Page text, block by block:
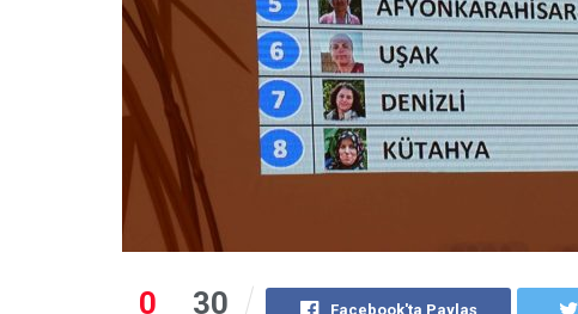
0 30 Facebook'ta Paylaş